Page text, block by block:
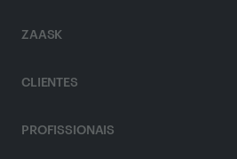
ZAASK
CLIENTES
PROFISSIONAIS